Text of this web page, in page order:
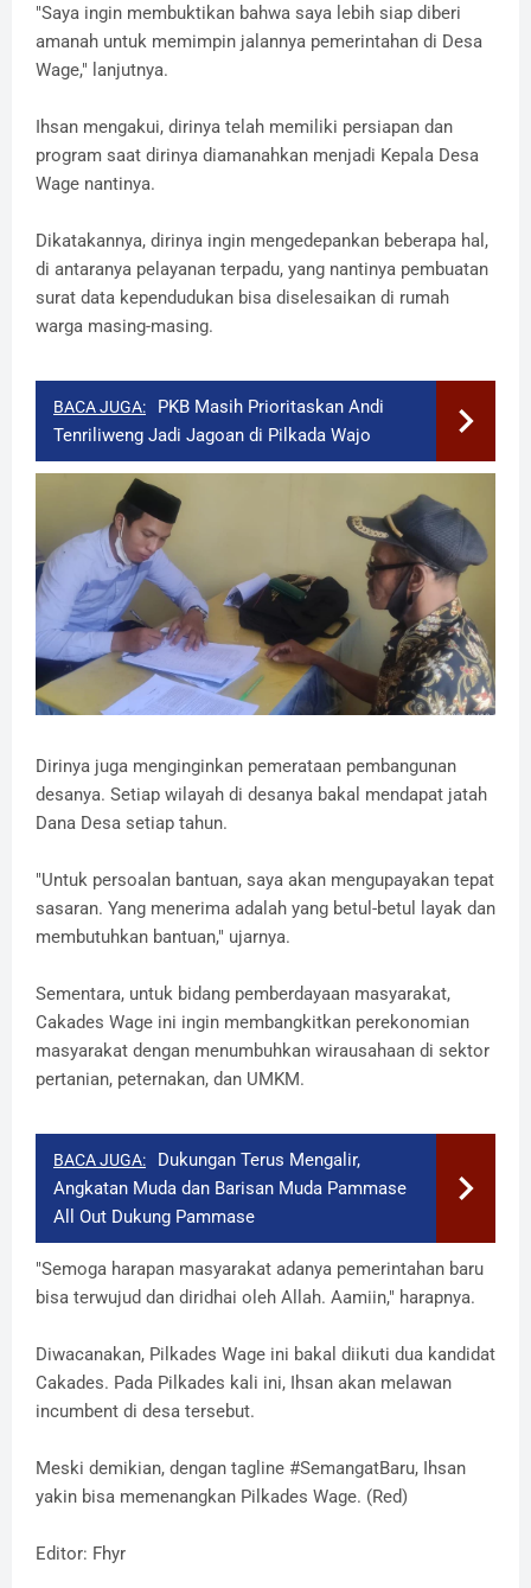
"Saya ingin membuktikan bahwa saya lebih siap diberi
amanah untuk memimpin jalannya pemerintahan di Desa
Wage," lanjutnya.
Ihsan mengakui, dirinya telah memiliki persiapan dan
program saat dirinya diamanahkan menjadi Kepala Desa
Wage nantinya.
Dikatakannya, dirinya ingin mengedepankan beberapa hal,
di antaranya pelayanan terpadu, yang nantinya pembuatan
surat data kependudukan bisa diselesaikan di rumah
warga masing-masing.
BACA JUGA:
PKB Masih Prioritaskan Andi
Tenriliweng Jadi Jagoan di Pilkada Wajo
Dirinya juga menginginkan pemerataan pembangunan
desanya. Setiap wilayah di desanya bakal mendapat jatah
Dana Desa setiap tahun.
"Untuk persoalan bantuan, saya akan mengupayakan tepat
sasaran. Yang menerima adalah yang betul-betul layak dan
membutuhkan bantuan," ujarnya.
Sementara, untuk bidang pemberdayaan masyarakat,
Cakades Wage ini ingin membangkitkan perekonomian
masyarakat dengan menumbuhkan wirausahaan di sektor
pertanian, peternakan, dan UMKM.
BACA JUGA:
Dukungan Terus Mengalir,
Angkatan Muda dan Barisan Muda Pammase
All Out Dukung Pammase
"Semoga harapan masyarakat adanya pemerintahan baru
bisa terwujud dan diridhai oleh Allah. Aamiin," harapnya.
Diwacanakan, Pilkades Wage ini bakal diikuti dua kandidat
Cakades. Pada Pilkades kali ini, Ihsan akan melawan
incumbent di desa tersebut.
Meski demikian, dengan tagline #SemangatBaru, Ihsan
yakin bisa memenangkan Pilkades Wage. (Red)
Editor: Fhyr